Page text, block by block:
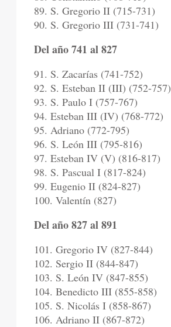
89. S. Gregorio II (715-731)
90. S. Gregorio III (731-741)
Del año 741 al 827
91. S. Zacarías (741-752)
92. S. Esteban II (III) (752-757)
93. S. Paulo I (757-767)
94. Esteban III (IV) (768-772)
95. Adriano (772-795)
96. S. León III (795-816)
97. Esteban IV (V) (816-817)
98. S. Pascual I (817-824)
99. Eugenio II (824-827)
100. Valentín (827)
Del año 827 al 891
101. Gregorio IV (827-844)
102. Sergio II (844-847)
103. S. León IV (847-855)
104. Benedicto III (855-858)
105. S. Nicolás I (858-867)
106. Adriano II (867-872)